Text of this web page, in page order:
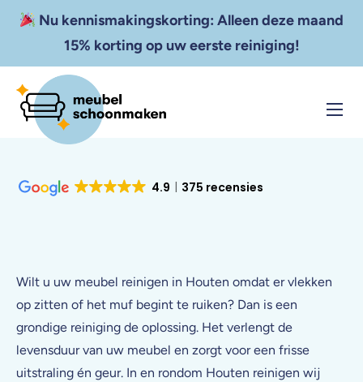
Nu kennismakingskorting: Alleen deze maand
15% korting op uw eerste reiniging!
Home
Zakelijk
Contact
4.9 375 recensies
Wilt u uw meubel reinigen in Houten omdat er vlekken
op zitten of het muf begint te ruiken? Dan is een
grondige reiniging de oplossing. Het verlengt de
levensduur van uw meubel en zorgt voor een frisse
uitstraling én geur. In en rondom Houten reinigen wij